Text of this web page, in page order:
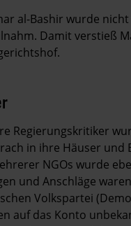
al-Bashir wurde
Damit verstieß
Regierungskritiker
in ihre Häuser und
NGOs wurde
und Anschläge
Volkspartei
auf das Konto